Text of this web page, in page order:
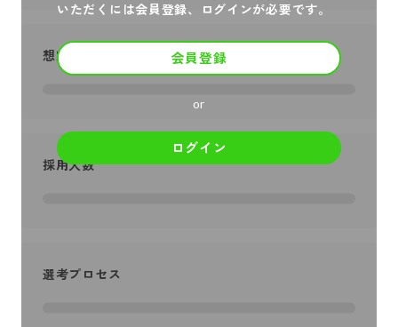
いただくには会員登録、ログインが必要です。
会員登録
or
ログイン
想定年収
採用人数
選考プロセス